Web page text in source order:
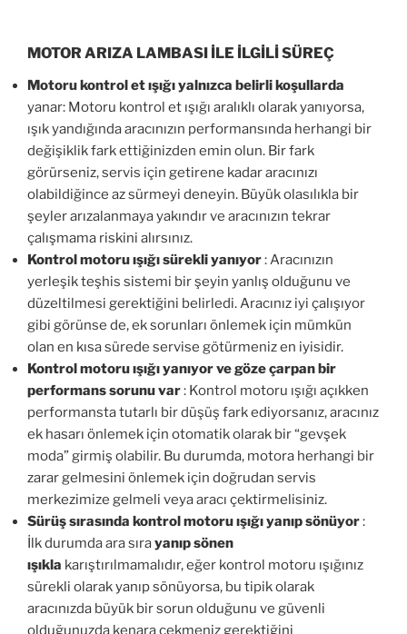
MOTOR ARIZA LAMBASI İLE İLGİLİ SÜREÇ
Motoru kontrol et ışığı yalnızca belirli koşullarda
yanar: Motoru kontrol et ışığı aralıklı olarak yanıyorsa,
ışık yandığında aracınızın performansında herhangi bir
değişiklik fark ettiğinizden emin olun. Bir fark
görürseniz, servis için getirene kadar aracınızı
olabildiğince az sürmeyi deneyin. Büyük olasılıkla bir
şeyler arızalanmaya yakındır ve aracınızın tekrar
çalışmama riskini alırsınız.
Kontrol motoru ışığı sürekli yanıyor: Aracınızın
yerleşik teşhis sistemi bir şeyin yanlış olduğunu ve
düzeltilmesi gerektiğini belirledi. Aracınız iyi çalışıyor
gibi görünse de, ek sorunları önlemek için mümkün
olan en kısa sürede servise götürmeniz en iyisidir.
Kontrol motoru ışığı yanıyor ve göze çarpan bir
performans sorunu var: Kontrol motoru ışığı açıkken
performansta tutarlı bir düşüş fark ediyorsanız, aracınız
ek hasarı önlemek için otomatik olarak bir “gevşek
moda” girmiş olabilir. Bu durumda, motora herhangi bir
zarar gelmesini önlemek için doğrudan servis
merkezimize gelmeli veya aracı çektirmelisiniz.
Sürüş sırasında kontrol motoru ışığı yanıp sönüyor:
İlk durumda ara sırayanıp sönen
ışıkla karıştırılmamalıdır, eğer kontrol motoru ışığınız
sürekli olarak yanıp sönüyorsa, bu tipik olarak
aracınızda büyük bir sorun olduğunu ve güvenli
olduğunuzda kenara çekmeniz gerektiğini